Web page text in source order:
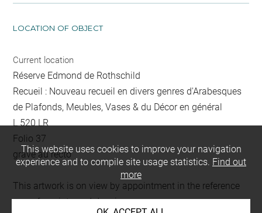
LOCATION OF OBJECT
Current location
Réserve Edmond de Rothschild
Recueil : Nouveau recueil en divers genres d'Arabesques
de Plafonds, Meubles, Vases & du Décor en général
L 520 LR
Folio 37
gravé au recto
This artwork is on view by appointment in the reference
room for prints and drawings
This website uses cookies to improve your navigation
experience and to compile site usage statistics. Find out
more